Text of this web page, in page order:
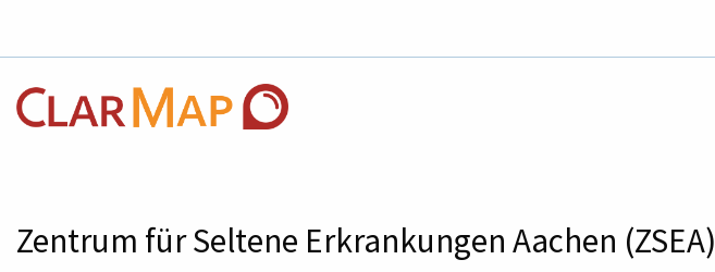
Zentrum für Seltene Erkrankungen Aachen (ZSEA)